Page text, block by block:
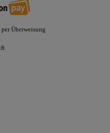
per Überweisung